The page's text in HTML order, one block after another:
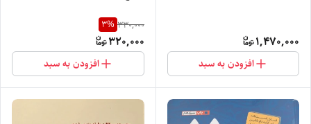
1,470,000
افزودن به سبد
330,000
3%
320,000
افزودن به سبد